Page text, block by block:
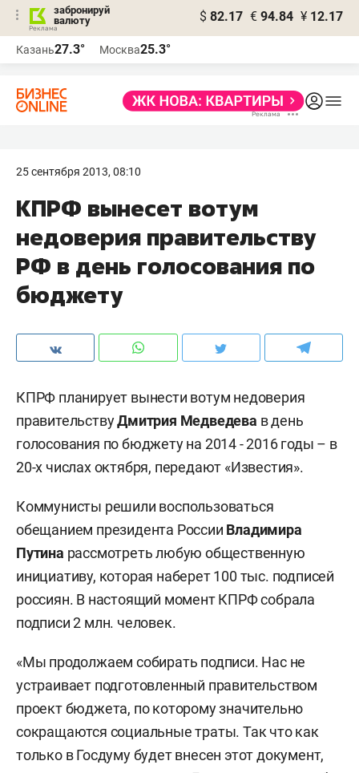
забронируй
валюту
$ 82.17 € 94.84 ¥ 12.17
Казань27.3° Москва25.3°
25 сентября 2013, 08:10
КПРФ вынесет вотум
недоверия правительству
РФ в день голосования по
бюджету
КПРФ планирует вынести вотум недоверия
правительствуДмитрия Медведева в день
голосования по бюджету на 2014 - 2016 годы – в
20-х числах октября, передают «Известия».
Коммунисты решили воспользоваться
обещанием президента России Владимира
Путина рассмотреть любую общественную
инициативу, которая наберет 100 тыс. подписей
россиян. В настоящий момент КПРФ собрала
подписи 2 млн. человек.
«Мы продолжаем собирать подписи. Нас не
устраивает подготовленный правительством
проект бюджета, по которому значительно
сокращаются социальные траты. Так что как
только в Госдуму будет внесен этот документ,